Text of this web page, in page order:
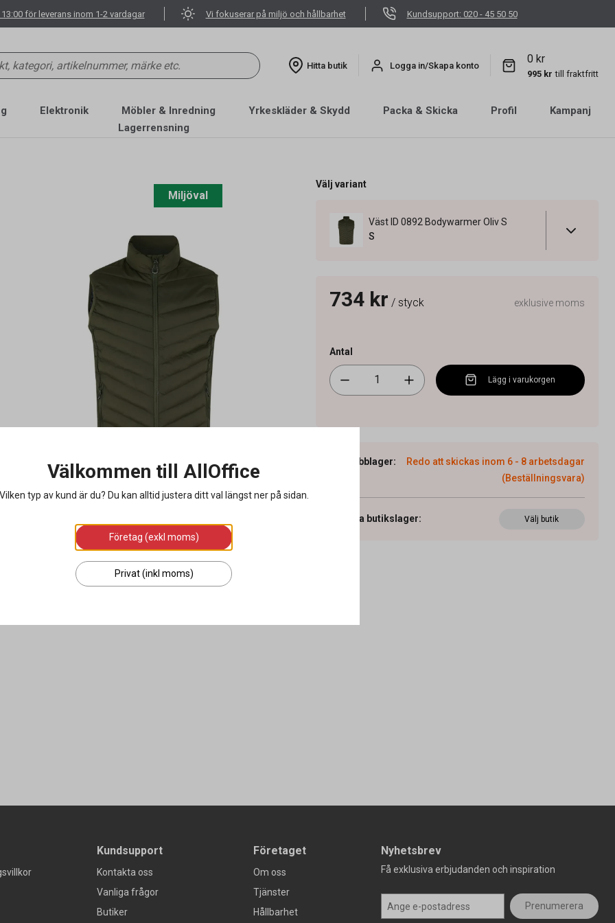
för leverans inom 1-2 vardagar Vi fokuserar på miljö och hållbarhet Kundsupport: 020 - 45 50 50
Hitta butik Logga in/Skapa konto
0 kr
995 kr till fraktfritt
Elektronik Möbler & Inredning Yrkeskläder & Skydd Packa & Skicka Profil
Kampanj
Lagerrensning
Miljöval
Välj variant
Väst ID 0892 Bodywarmer Oliv S
S
734 kr / styck exklusive moms
Antal
Lägg i varukorgen
Webblager:
Redo att skickas inom 6 - 8 arbetsdagar
(Beställningsvara)
Visa butikslager: Välj butik
Kundsupport
Kontakta oss
Vanliga frågor
Butiker
Företaget
Om oss
Tjänster
Hållbarhet
Nyhetsbrev
Få exklusiva erbjudanden och inspiration
Prenumerera
Välkommen till AllOffice
Vilken typ av kund är du? Du kan alltid justera ditt val längst ner på sidan.
Företag (exkl moms)
Privat (inkl moms)